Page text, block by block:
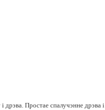
Простае спалучэнне